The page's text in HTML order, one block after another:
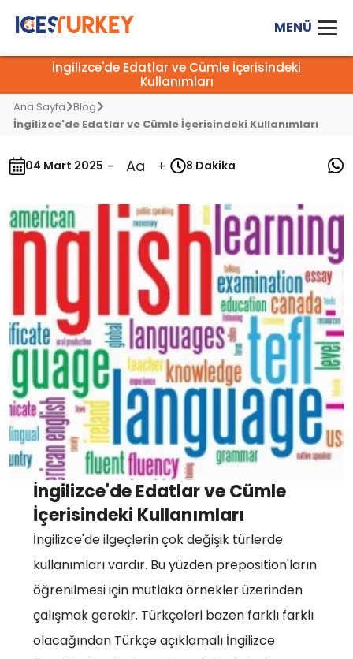
İngilizce'de Edatlar ve Cümle İçerisindeki
Kullanımları
Ana Sayfa Blog
İngilizce'de Edatlar ve Cümle İçerisindeki Kullanımları
04 Mart 2025 - Aa + 8 Dakika
İngilizce'de Edatlar ve Cümle
İçerisindeki Kullanımları
İngilizce'de ilgeçlerin çok değişik türlerde
kullanımları vardır. Bu yüzden preposition'ların
öğrenilmesi için mutlaka örnekler üzerinden
çalışmak gerekir. Türkçeleri bazen farklı farklı
olacağından Türkçe açıklamalı İngilizce